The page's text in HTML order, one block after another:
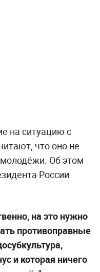
на ситуацию с
что оно не
Об этом
России
на это нужно
противоправные
и которая ничего